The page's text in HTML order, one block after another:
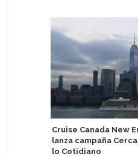
Cruise Canada New
lanza campaña
lo Cotidiano